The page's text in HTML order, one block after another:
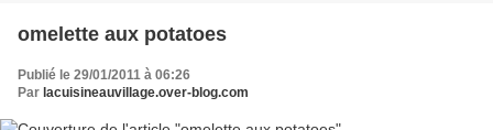
omelette aux potatoes
Publié le 29/01/2011 à 06:26
Par lacuisineauvillage.over-blog.com